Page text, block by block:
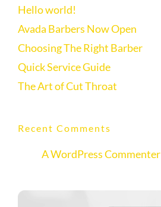
Hello world!
Avada Barbers Now Open
Choosing The Right Barber
Quick Service Guide
The Art of Cut Throat
Recent Comments
A WordPress Commenter